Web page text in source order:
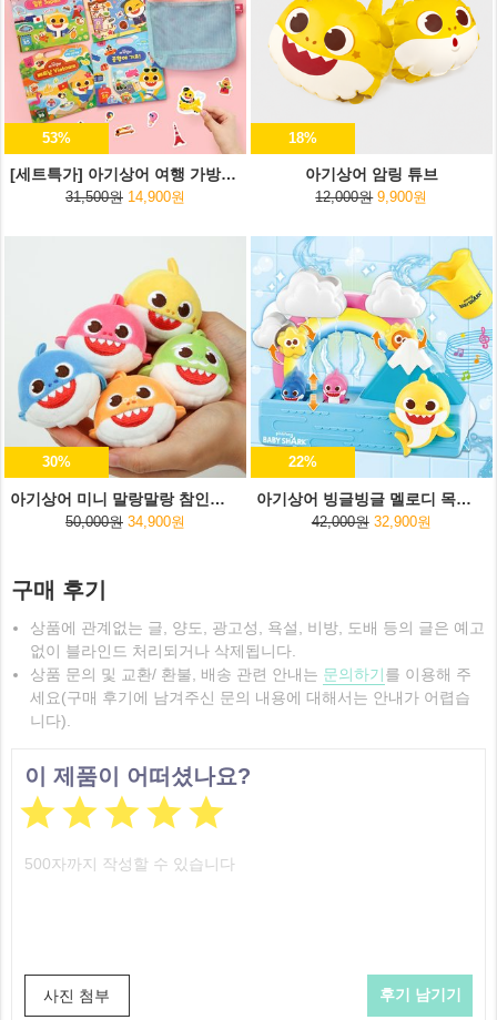
53%
[세트특가] 아기상어 여행 가방스티커+여행용 파우치
31,500원 14,900원
18%
아기상어 암링 튜브
12,000원 9,900원
30%
아기상어 미니 말랑말랑 참인형 5종세트
50,000원 34,900원
22%
아기상어 빙글빙글 멜로디 목욕놀이
42,000원 32,900원
구매 후기
상품에 관계없는 글, 양도, 광고성, 욕설, 비방, 도배 등의 글은 예고
없이 블라인드 처리되거나 삭제됩니다.
상품 문의 및 교환/ 환불, 배송 관련 안내는 문의하기를 이용해 주
세요(구매 후기에 남겨주신 문의 내용에 대해서는 안내가 어렵습
니다).
이 제품이 어떠셨나요?

사진 첨부